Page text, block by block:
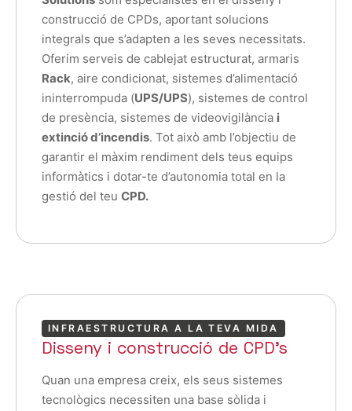
construcció de CPDs, aportant solucions
integrals que s’adapten a les seves necessitats.
Oferim serveis de cablejat estructurat, armaris
Rack, aire condicionat, sistemes d’alimentació
ininterrompuda (UPS/UPS), sistemes de control
de presència, sistemes de videovigilància i
extinció d’incendis. Tot això amb l’objectiu de
garantir el màxim rendiment dels teus equips
informàtics i dotar-te d’autonomia total en la
gestió del teu CPD.
INFRAESTRUCTURA A LA TEVA MIDA
Disseny i construcció de CPD’s
Quan una empresa creix, els seus sistemes
tecnològics necessiten una base sòlida i